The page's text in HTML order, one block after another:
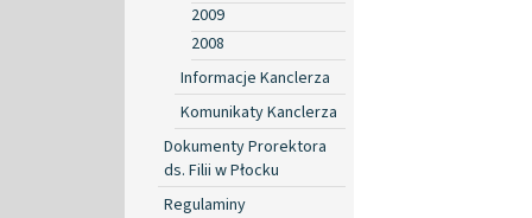
2009
2008
Informacje Kanclerza
Komunikaty Kanclerza
Dokumenty Prorektora
ds. Filii w Płocku
Regulaminy